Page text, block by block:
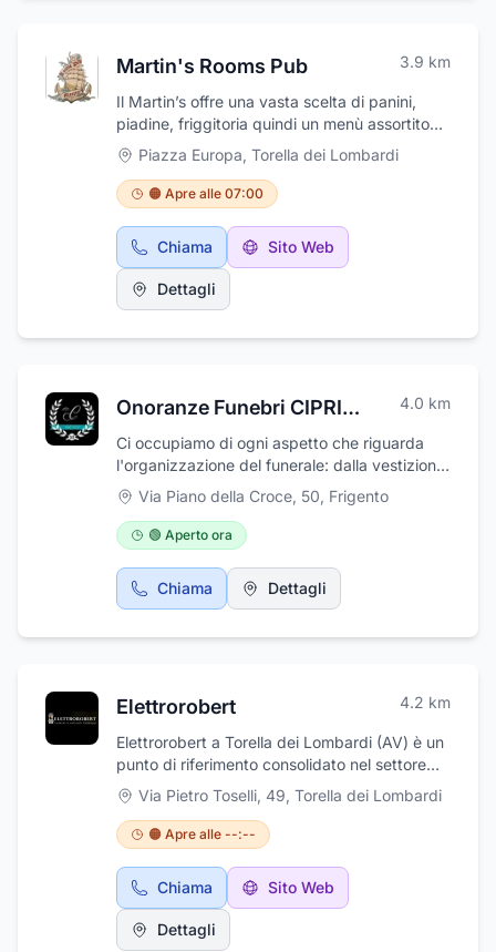
Martin's Rooms Pub 3.9 km
Il Martin’s offre una vasta scelta di panini,
piadine, friggitoria quindi un menù assortito
che saprà sicuramente soddisfare la clientela.
Utilizza esclusivamente prodotti paesani. Il
Pub è anche una caffetteria ed offre la
possibilità di trascorrere ore piacevoli in un
ambiente accogliente, in cui è possibile bere
un ottimo caffè, gustarsi una cioccolata calda.
Il locale organizza serate con musica dal vivo,
karaoke e giochi a quiz. Per essere sempre
consultare l’omonima pagina facebook.
Piazza Europa, Torella dei Lombardi
🟠 Apre alle 07:00
Chiama Sito Web
Dettagli
Onoranze Funebri CIPRIANO 4.0 km
Ci occupiamo di ogni aspetto che riguarda
l'organizzazione del funerale: dalla vestizione
della salma, al trasporto al cimitero.
Via Piano della Croce, 50, Frigento
🟢 Aperto ora
Chiama Dettagli
Elettrorobert 4.2 km
Elettrorobert a Torella dei Lombardi (AV) è un
punto di riferimento consolidato nel settore
dei lumini e articoli funerari. La ditta si occupa
della produzione e vendita all'ingrosso di
lumini elettrici, lumini a cera e votivi, specifici
per cimiteri insieme ad altri articoli funerari.
Essendo attivi da diversi anni, la ditta ha
stabilito una solida presenza nel mercato
offrendo prodotti di qualità e servizi affidabili.
Elettrorobert è aperto dal lunedì al venerdì
Via Pietro Toselli, 49, Torella dei Lombardi
🟠 Apre alle --:--
Chiama Sito Web
Dettagli